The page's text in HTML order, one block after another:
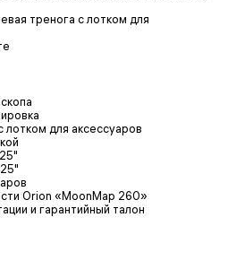
тренога с лотком для
для аксессуаров
Orion «MoonMap 260»
и гарантийный талон